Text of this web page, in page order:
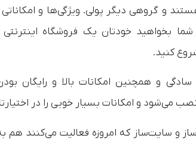
و گروهی دیگر پولی. ویژگی‌ها و
بخواهید خودتان یک فروشگاه‌ اینترنتی
کنید.
سادگی و همچنین امکانات بالا و رایگان
می‌شود و امکانات بسیار خوبی را در
و سایت‌ساز که امروزه فعالیت می‌کنند